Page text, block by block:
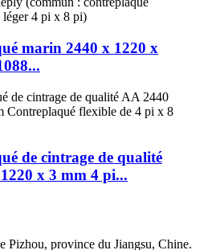
marin 2440 x 1220 x
de cintrage de qualité
x 3 mm 4 pi...
Pizhou, province du Jiangsu, Chine.